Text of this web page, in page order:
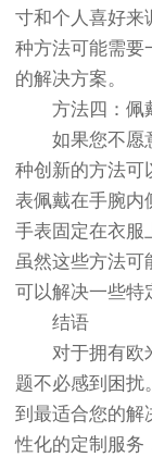
寸和个人喜好来
种方法可能需要
的解决方案。
方法四：佩
如果您不愿意
种创新的方法
表佩戴在手腕内
手表固定在衣服
虽然这些方法可
可以解决一些特
结语
对于拥有欧米
题不必感到困扰
到最适合您的解
性化的定制服务